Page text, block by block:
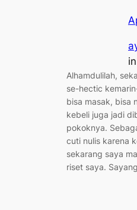
in
Alhamdulilah,
se-hectic
bisa masak, bisa
kebeli juga jadi
pokoknya.
cuti nulis karena
sekarang saya
riset saya.